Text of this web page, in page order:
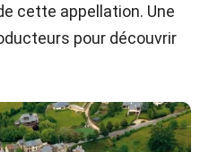
cette appellation. Une
pour découvrir